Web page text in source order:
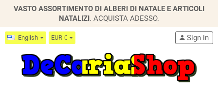
VASTO ASSORTIMENTO DI ALBERI DI NATALE E ARTICOLI
NATALIZI. ACQUISTA ADESSO.
English EUR € person Sign in